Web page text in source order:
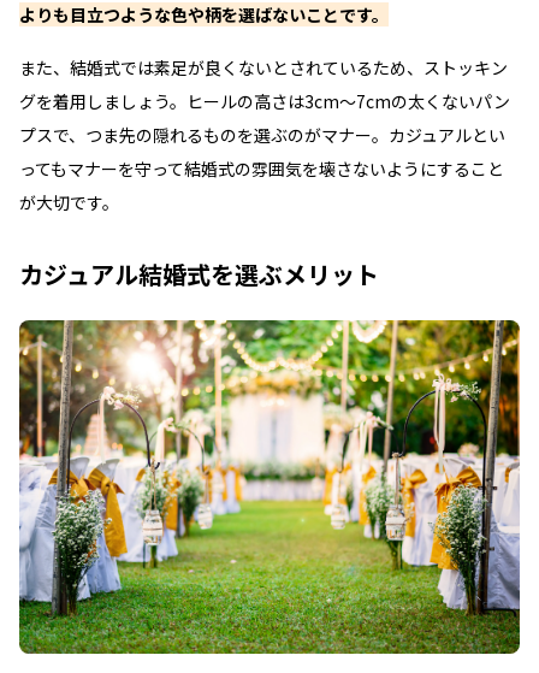
よりも目立つような色や柄を選ばないことです。
また、結婚式では素足が良くないとされているため、ストッキン
グを着用しましょう。ヒールの高さは3cm～7cmの太くないパン
プスで、つま先の隠れるものを選ぶのがマナー。カジュアルとい
ってもマナーを守って結婚式の雰囲気を壊さないようにすること
が大切です。
カジュアル結婚式を選ぶメリット